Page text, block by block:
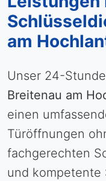
am
Unser 24-
Breitenau am
einen
Türöffnungen
fachgerechten
und kompetente